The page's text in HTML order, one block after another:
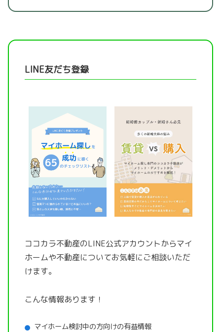
LINE友だち登録
ココカラ不動産のLINE公式アカウントからマイ
ホームや不動産についてお気軽にご相談いただ
けます。
こんな情報あります！
マイホーム検討中の方向けの有益情報